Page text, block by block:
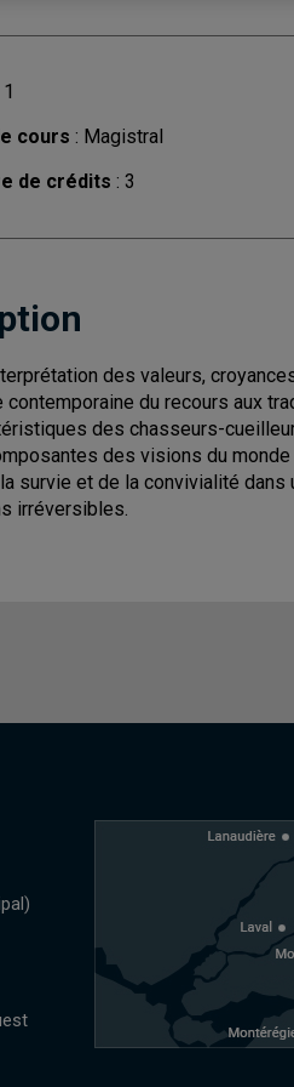
cours : Magistral
de crédits : 3
des valeurs,
contemporaine du recours aux
des chasseurs-
des visions du
survie et de la convivialité
irréversibles.